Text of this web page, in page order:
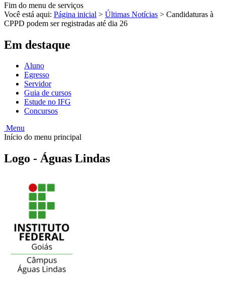
Fim do menu de serviços
Você está aqui: Página inicial > Últimas Notícias > Candidaturas à
CPPD podem ser registradas até dia 26
Em destaque
Aluno
Egresso
Servidor
Guia de cursos
Estude no IFG
Concursos
Menu
Início do menu principal
Logo - Águas Lindas